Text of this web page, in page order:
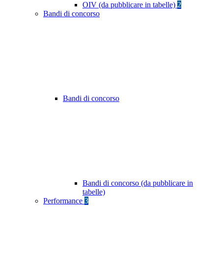
OIV (da pubblicare in tabelle) 2
Bandi di concorso
Bandi di concorso
Bandi di concorso (da pubblicare in
tabelle)
Performance 3